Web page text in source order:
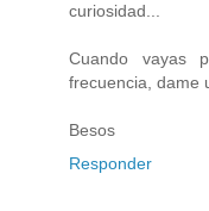
curiosidad...
Cuando vayas
frecuencia, dame
Besos
Responder